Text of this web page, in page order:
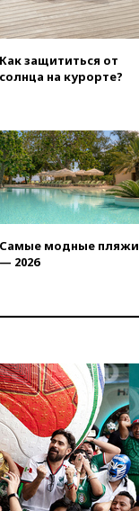
Германии задержан
за шпионаж на
предприятии
сообщила о
цен на авиабилеты
сбой
в рунете
Озон банк
от британских
США
человек
при наезде
на толпу в Омске
Трамп определился
преемником
возбудил дело по
Как защититься от
солнца на курорте?
Самые модные пляжи
— 2026